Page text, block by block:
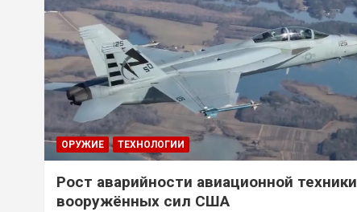
ОРУЖИЕ ТЕХНОЛОГИИ
Рост аварийности авиационной техники
вооружённых сил США